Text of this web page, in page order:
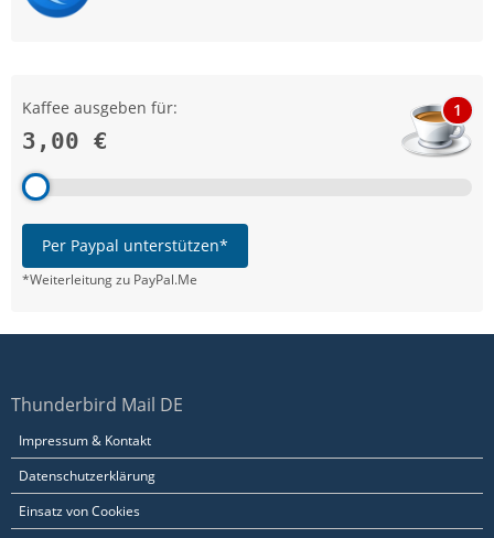
Kaffee ausgeben für:
3,00 €
1
Per Paypal unterstützen*
*Weiterleitung zu PayPal.Me
Thunderbird Mail DE
Impressum & Kontakt
Datenschutzerklärung
Einsatz von Cookies